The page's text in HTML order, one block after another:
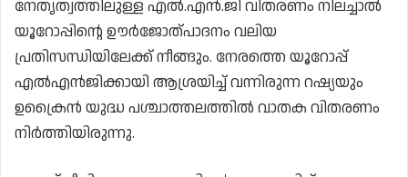
നേതൃത്വത്തിലുള്ള എൽ.എൻ.ജി വിതരണം നിലച്ചാൽ
യൂറോപ്പിന്റെ ഊർജോത്പാദനം വലിയ
പ്രതിസന്ധിയിലേക്ക് നീങ്ങും. നേരത്തെ യൂറോപ്പ്
എൽഎൻജിക്കായി ആശ്രയിച്ച് വന്നിരുന്ന റഷ്യയും
ഉക്രൈൻ യുദ്ധ പശ്ചാത്തലത്തിൽ വാതക വിതരണം
നിർത്തിയിരുന്നു.